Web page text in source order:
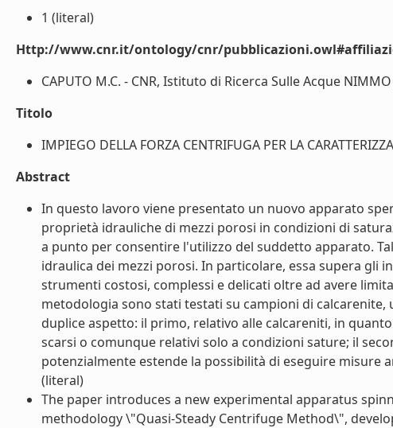
1 (literal)
Http://www.cnr.it/ontology/cnr/
CAPUTO M.C. - CNR, Istituto di Ricerca Sulle Acque
Titolo
IMPIEGO DELLA FORZA CENTRIFUGA PER LA
Abstract
In questo lavoro viene presentato un nuovo apparato
proprietà idrauliche di mezzi porosi in condizioni di
a punto per consentire l'utilizzo del suddetto apparato.
idraulica dei mezzi porosi. In particolare, essa supera gli
strumenti costosi, complessi e delicati oltre ad avere
metodologia sono stati testati su campioni di
duplice aspetto: il primo, relativo alle calcareniti, in
scarsi o comunque relativi solo a condizioni sature; il
potenzialmente estende la possibilità di eseguire
(literal)
The paper introduces a new experimental apparatus
methodology \"Quasi-Steady Centrifuge Method\",